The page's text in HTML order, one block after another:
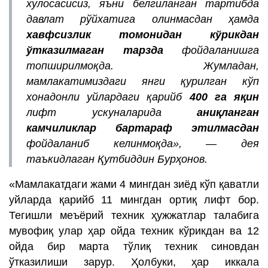
хулосасисиз, яъни белгиланган тартибда
давлат рўйхатига олинмасдан ҳамда
хавфсизлик томонидан кўрикдан
ўтказилмаган тарзда фойдаланишга
топширилмоқда.
Жумладан,
мамлакатимиздаги янги қурилган кўп
хонадонли уйлардаги қарийб400 га яқин
лифт ускуналарида аниқланган
камчиликлар бартараф этилмасдан
фойдаланиб келинмоқда», — дея
таъкидлаган Қутбиддин Бурҳонов.
«Мамлакатдаги жами 4 мингдан зиёд кўп қаватли
уйларда қарийб 11 мингдан ортиқ лифт бор.
Тегишли меъёрий техник ҳужжатлар талабига
мувофиқ улар ҳар ойда техник кўрикдан ва 12
ойда бир марта тўлиқ техник синовдан
ўтказилиши зарур. Ҳолбуки, ҳар иккала